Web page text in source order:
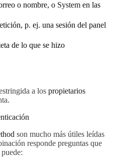
o nombre, o System en las
p. ej. una sesión del panel
de lo que se hizo
a los propietarios
son mucho más útiles leídas
responde preguntas que